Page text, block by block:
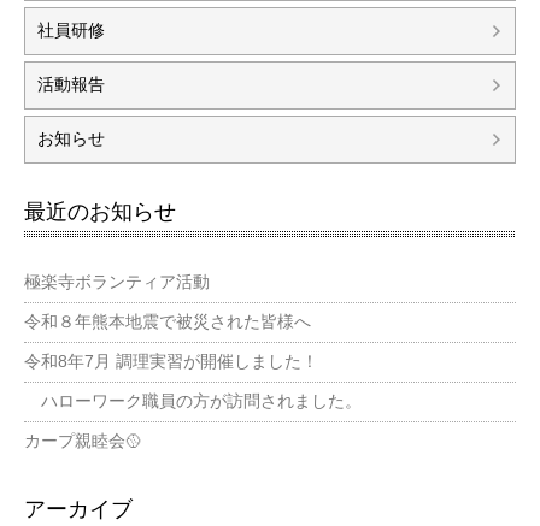
社員研修
活動報告
お知らせ
最近のお知らせ
極楽寺ボランティア活動
令和８年熊本地震で被災された皆様へ
令和8年7月 調理実習が開催しました！
ハローワーク職員の方が訪問されました。
カープ親睦会🥎
アーカイブ